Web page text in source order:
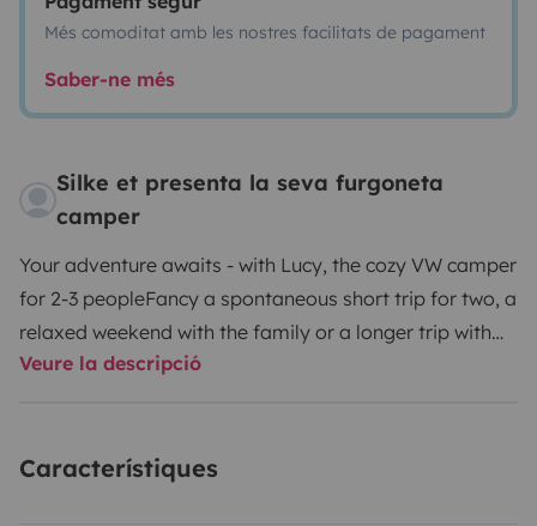
Més comoditat amb les nostres facilitats de pagament
Saber-ne més
Silke et presenta la seva furgoneta
camper
Your adventure awaits - with Lucy, the cozy VW camper
for 2-3 peopleFancy a spontaneous short trip for two, a
relaxed weekend with the family or a longer trip with
full flexibility? Lucy, our lovingly converted VW T5 with
detailsExtra-wide sleeping area (1.60 m) for 2-3
Veure la descripció
Característiques